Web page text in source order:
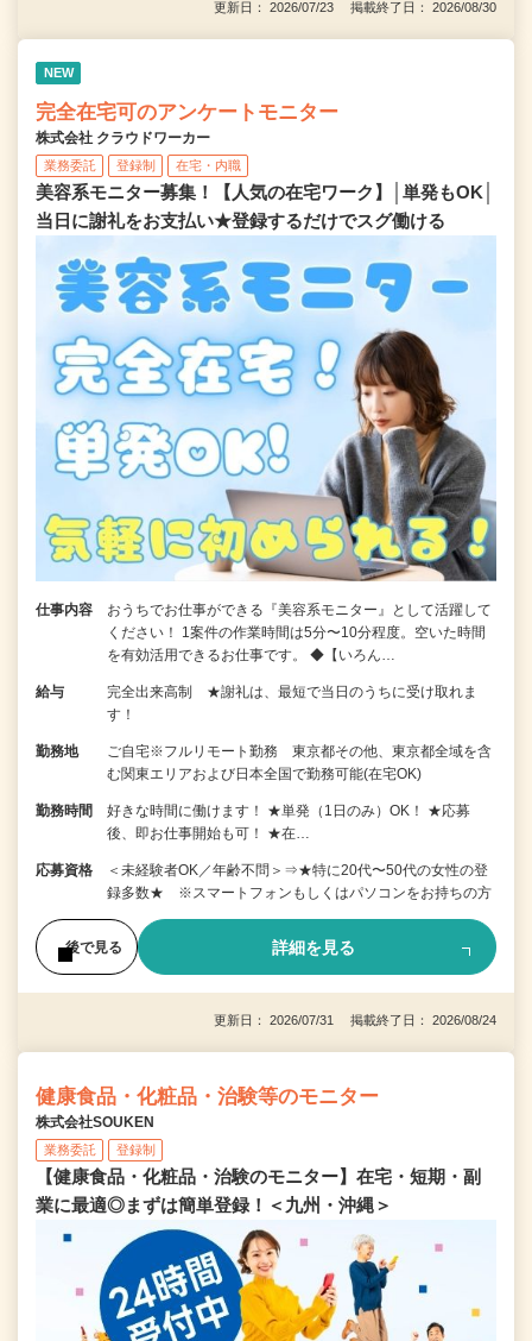
更新日： 2026/07/23 掲載終了日： 2026/08/30
NEW
完全在宅可のアンケートモニター
株式会社 クラウドワーカー
業務委託 登録制 在宅・内職
美容系モニター募集！【人気の在宅ワーク】│単発もOK│
当日に謝礼をお支払い★登録するだけでスグ働ける
仕事内容
おうちでお仕事ができる『美容系モニター』として活躍して
ください！ 1案件の作業時間は5分〜10分程度。空いた時間
を有効活用できるお仕事です。 ◆【いろん…
給与
完全出来高制 ★謝礼は、最短で当日のうちに受け取れま
す！
勤務地
ご自宅※フルリモート勤務 東京都その他、東京都全域を含
む関東エリアおよび日本全国で勤務可能(在宅OK)
勤務時間
好きな時間に働けます！ ★単発（1日のみ）OK！ ★応募
後、即お仕事開始も可！ ★在…
応募資格
＜未経験者OK／年齢不問＞⇒★特に20代〜50代の女性の登
録多数★ ※スマートフォンもしくはパソコンをお持ちの方
後で見る 詳細を見る
更新日： 2026/07/31 掲載終了日： 2026/08/24
健康食品・化粧品・治験等のモニター
株式会社SOUKEN
業務委託 登録制
【健康食品・化粧品・治験のモニター】在宅・短期・副
業に最適◎まずは簡単登録！＜九州・沖縄＞